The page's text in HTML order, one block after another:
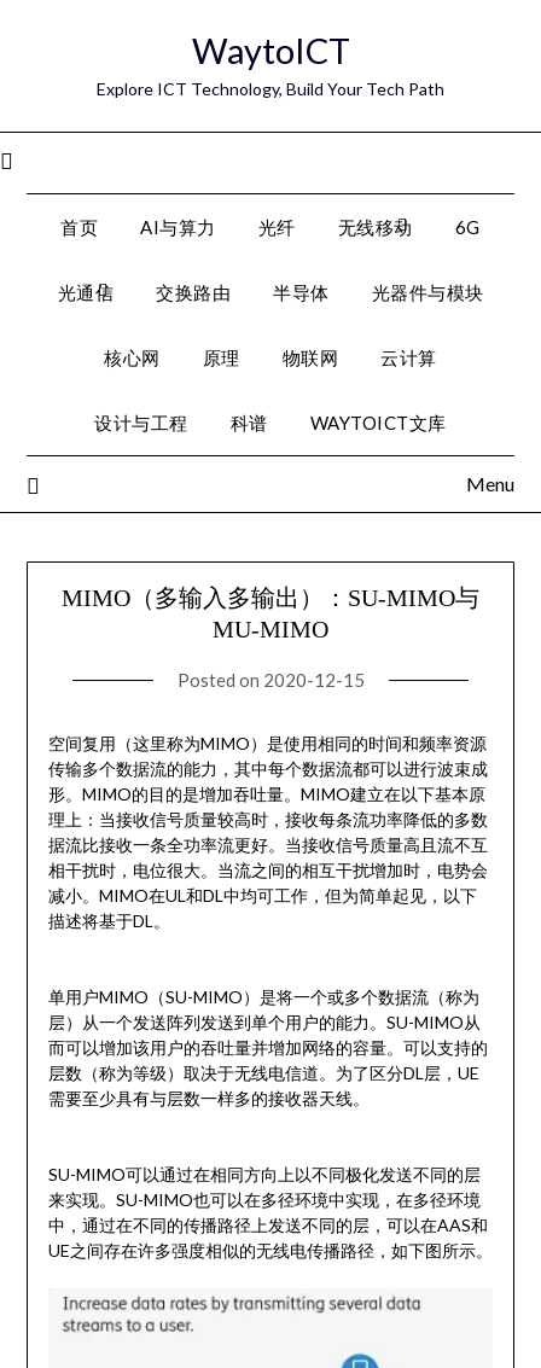
WaytoICT
Explore ICT Technology, Build Your Tech Path
首页 AI与算力 光纤 无线移动 6G
光通信 交换路由 半导体 光器件与模块
核心网 原理 物联网 云计算
设计与工程 科谱 WAYTOICT文库
Menu
MIMO（多输入多输出）：SU-MIMO与
MU-MIMO
Posted on 2020-12-15
空间复用（这里称为MIMO）是使用相同的时间和频率资源
传输多个数据流的能力，其中每个数据流都可以进行波束成
形。MIMO的目的是增加吞吐量。MIMO建立在以下基本原
理上：当接收信号质量较高时，接收每条流功率降低的多数
据流比接收一条全功率流更好。当接收信号质量高且流不互
相干扰时，电位很大。当流之间的相互干扰增加时，电势会
减小。MIMO在UL和DL中均可工作，但为简单起见，以下
描述将基于DL。
单用户MIMO（SU-MIMO）是将一个或多个数据流（称为
层）从一个发送阵列发送到单个用户的能力。SU-MIMO从
而可以增加该用户的吞吐量并增加网络的容量。可以支持的
层数（称为等级）取决于无线电信道。为了区分DL层，UE
需要至少具有与层数一样多的接收器天线。
SU-MIMO可以通过在相同方向上以不同极化发送不同的层
来实现。SU-MIMO也可以在多径环境中实现，在多径环境
中，通过在不同的传播路径上发送不同的层，可以在AAS和
UE之间存在许多强度相似的无线电传播路径，如下图所示。